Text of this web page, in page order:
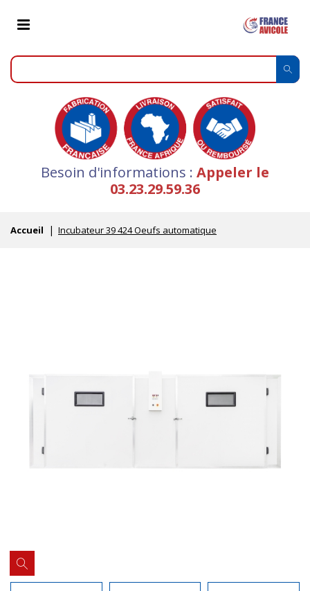
Besoin d'informations : Appeler le
03.23.29.59.36
Accueil Incubateur 39 424 Oeufs automatique